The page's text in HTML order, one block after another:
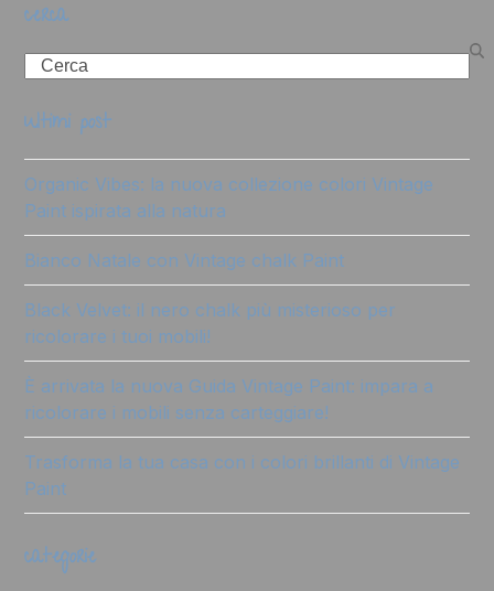
cerca
Search
ultimi post
Organic Vibes: la nuova collezione colori Vintage
Paint ispirata alla natura
Bianco Natale con Vintage chalk Paint
Black Velvet: il nero chalk più misterioso per
ricolorare i tuoi mobili!
È arrivata la nuova Guida Vintage Paint: impara a
ricolorare i mobili senza carteggiare!
Trasforma la tua casa con i colori brillanti di Vintage
Paint
categorie